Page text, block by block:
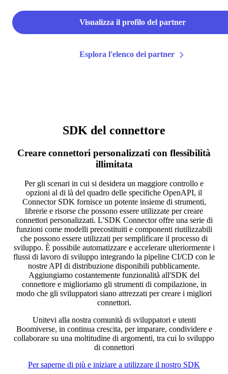
Visualizza il profilo del partner
Esplora l'elenco dei partner
SDK del connettore
Creare connettori personalizzati con flessibilità
illimitata
Per gli scenari in cui si desidera un maggiore controllo e
opzioni al di là del quadro delle specifiche OpenAPI, il
Connector SDK fornisce un potente insieme di strumenti,
librerie e risorse che possono essere utilizzate per creare
connettori personalizzati. L'SDK Connector offre una serie di
funzioni come modelli precostituiti e componenti riutilizzabili
che possono essere utilizzati per semplificare il processo di
sviluppo. È possibile automatizzare e accelerare ulteriormente i
flussi di lavoro di sviluppo integrando la pipeline CI/CD con le
nostre API di distribuzione disponibili pubblicamente.
Aggiungiamo costantemente funzionalità all'SDK del
connettore e miglioriamo gli strumenti di compilazione, in
modo che gli sviluppatori siano attrezzati per creare i migliori
connettori.
Unitevi alla nostra comunità di sviluppatori e utenti
Boomiverse, in continua crescita, per imparare, condividere e
collaborare su una moltitudine di argomenti, tra cui lo sviluppo
di connettori
Per saperne di più e iniziare a utilizzare il nostro SDK